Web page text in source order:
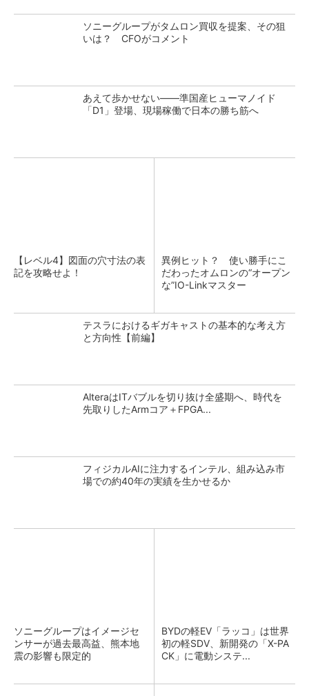
ソニーグループがタムロン買収を提案、その狙
いは？ CFOがコメント
あえて歩かせない――準国産ヒューマノイド
「D1」登場、現場稼働で日本の勝ち筋へ
【レベル4】図面の穴寸法の表
記を攻略せよ！
異例ヒット？ 使い勝手にこ
だわったオムロンの“オープン
な”IO-Linkマスター
テスラにおけるギガキャストの基本的な考え方
と方向性【前編】
AlteraはITバブルを切り抜け全盛期へ、時代を
先取りしたArmコア＋FPGA...
フィジカルAIに注力するインテル、組み込み市
場での約40年の実績を生かせるか
ソニーグループはイメージセ
ンサーが過去最高益、熊本地
震の影響も限定的
BYDの軽EV「ラッコ」は世界
初の軽SDV、新開発の「X-PA
CK」に電動システ...